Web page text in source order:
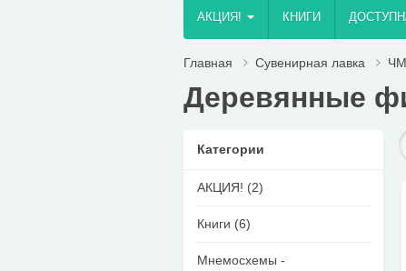
AКЦИЯ! КНИГИ
Главная Сувенирная лавка
Деревянные
Категории
AКЦИЯ! (2)
Книги (6)
Мнемосхемы -